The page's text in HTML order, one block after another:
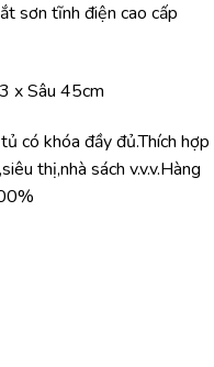
sơn tĩnh điện cao cấp
x Sâu 45cm
có khóa đầy đủ.Thích hợp
thị,nhà sách v.v.v.Hàng